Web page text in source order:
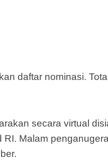
daftar nominasi.
secara virtual
Malam